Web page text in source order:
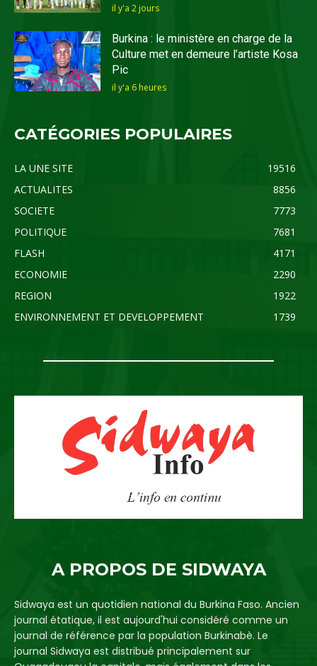
il y'a 2 jours
Burkina : le ministère en charge de la
Culture met en demeure l’artiste Kosa
Pic
il y'a 6 heures
CATÉGORIES POPULAIRES
LA UNE SITE
19516
ACTUALITES
8856
SOCIETE
7773
POLITIQUE
7681
FLASH
4171
ECONOMIE
2290
REGION
1922
ENVIRONNEMENT ET DEVELOPPEMENT
1739
A PROPOS DE SIDWAYA
Sidwaya est un quotidien national du Burkina Faso. Ancien
journal étatique, il est aujourd'hui considéré comme un
journal de référence par la population Burkinabè. Le
journal Sidwaya est distribué principalement sur